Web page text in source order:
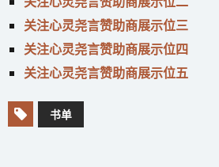
关注心灵尧言赞助商展示位三
关注心灵尧言赞助商展示位四
关注心灵尧言赞助商展示位五
书单